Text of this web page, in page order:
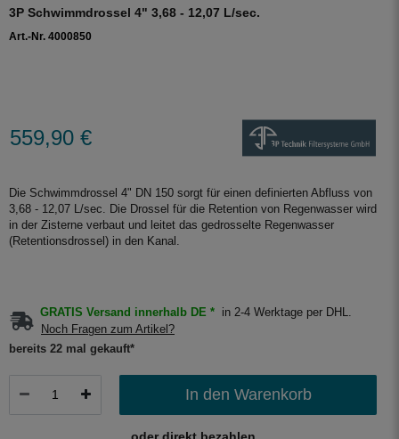
3P Schwimmdrossel 4" 3,68 - 12,07 L/sec.
Art.-Nr. 4000850
559,90 €
Die Schwimmdrossel 4" DN 150 sorgt für einen definierten Abfluss von
3,68 - 12,07 L/sec. Die Drossel für die Retention von Regenwasser wird
in der Zisterne verbaut und leitet das gedrosselte Regenwasser
(Retentionsdrossel) in den Kanal.
GRATIS Versand innerhalb DE *
in 2-4 Werktage per DHL.
Noch Fragen zum Artikel?
bereits 22 mal gekauft*
In den Warenkorb
oder direkt bezahlen